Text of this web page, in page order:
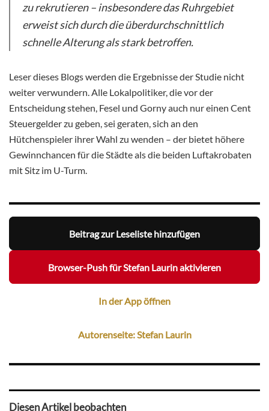
zu rekrutieren – insbesondere das Ruhrgebiet
erweist sich durch die überdurchschnittlich
schnelle Alterung als stark betroffen.
Leser dieses Blogs werden die Ergebnisse der Studie nicht
weiter verwundern. Alle Lokalpolitiker, die vor der
Entscheidung stehen, Fesel und Gorny auch nur einen Cent
Steuergelder zu geben, sei geraten, sich an den
Hütchenspieler ihrer Wahl zu wenden – der bietet höhere
Gewinnchancen für die Städte als die beiden Luftakrobaten
mit Sitz im U-Turm.
Beitrag zur Leseliste hinzufügen
Browser-Push für Stefan Laurin aktivieren
In der App öffnen
Autorenseite: Stefan Laurin
Diesen Artikel beobachten